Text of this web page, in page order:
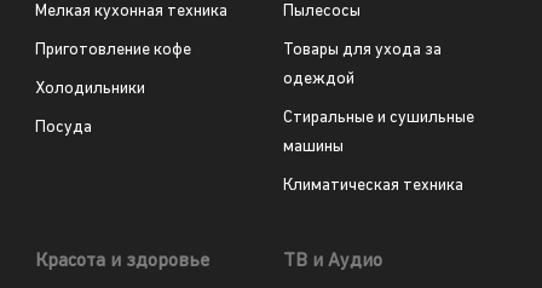
Мелкая кухонная техника
Приготовление кофе
Холодильники
Посуда
Пылесосы
Товары для ухода за
одеждой
Стиральные и сушильные
машины
Климатическая техника
Красота и здоровье ТВ и Аудио